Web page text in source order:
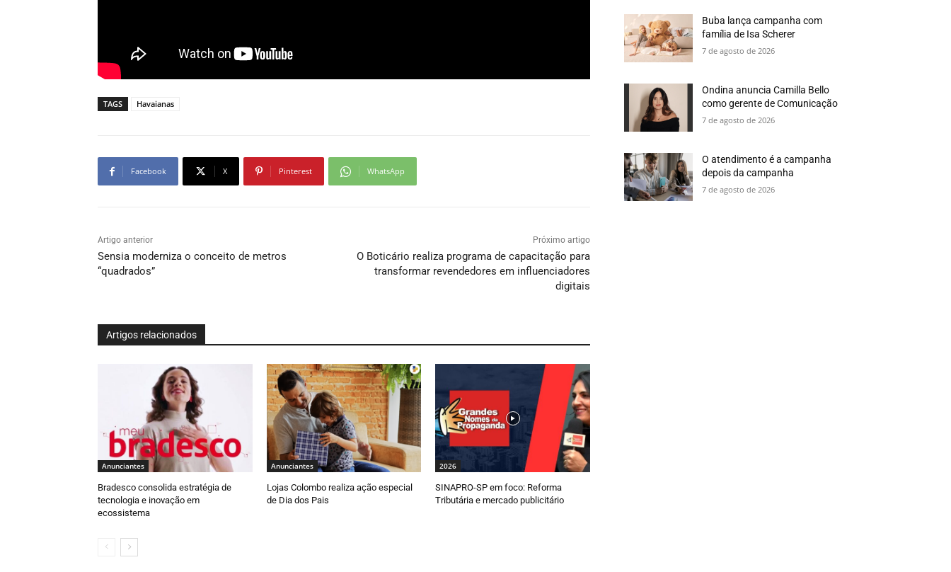
TAGS Havaianas
Facebook X Pinterest WhatsApp
Artigo anterior
Sensia moderniza o conceito de metros
“quadrados”
Próximo artigo
O Boticário realiza programa de capacitação para
transformar revendedores em influenciadores
digitais
Artigos relacionados
Anunciantes
Bradesco consolida estratégia de
tecnologia e inovação em
ecossistema
Anunciantes
Lojas Colombo realiza ação especial
de Dia dos Pais
2026
SINAPRO-SP em foco: Reforma
Tributária e mercado publicitário
Buba lança campanha com
família de Isa Scherer
7 de agosto de 2026
Ondina anuncia Camilla Bello
como gerente de Comunicação
7 de agosto de 2026
O atendimento é a campanha
depois da campanha
7 de agosto de 2026